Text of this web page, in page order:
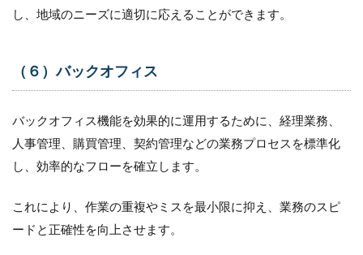
し、地域のニーズに適切に応えることができます。
（６）バックオフィス
バックオフィス機能を効果的に運用するために、経理業務、
人事管理、購買管理、契約管理などの業務プロセスを標準化
し、効率的なフローを確立します。
これにより、作業の重複やミスを最小限に抑え、業務のスピ
ードと正確性を向上させます。